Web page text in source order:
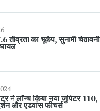
तीव्रता का भूकंप, सुनामी चेतावनी
ने लॉन्च किया नया जुपिटर 110,
और एडवांस फीचर्स